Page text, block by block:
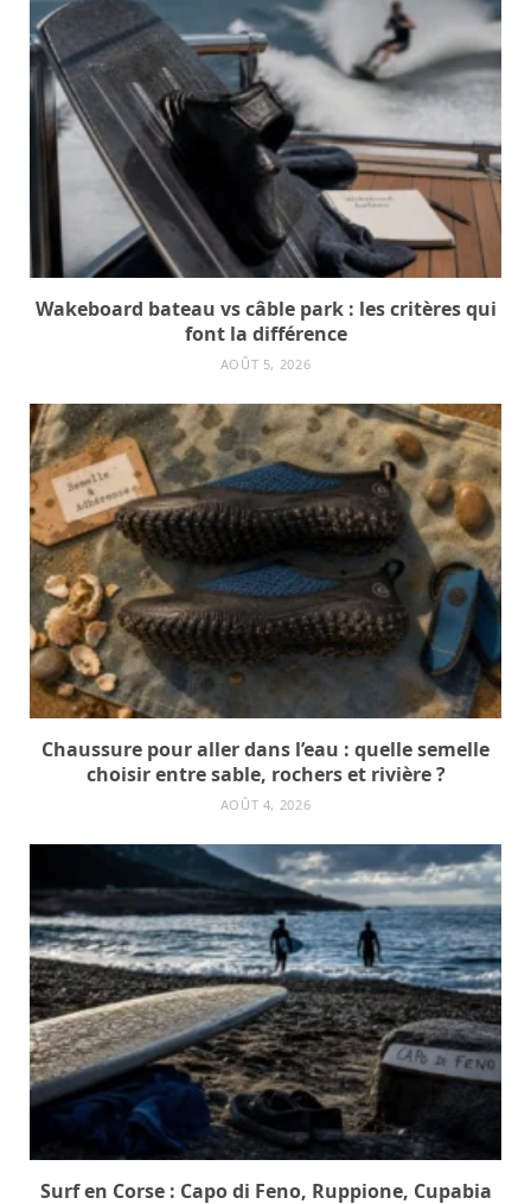
Wakeboard bateau vs câble park : les critères qui
font la différence
AOÛT 5, 2026
Chaussure pour aller dans l’eau : quelle semelle
choisir entre sable, rochers et rivière ?
AOÛT 4, 2026
Surf en Corse : Capo di Feno, Ruppione, Cupabia